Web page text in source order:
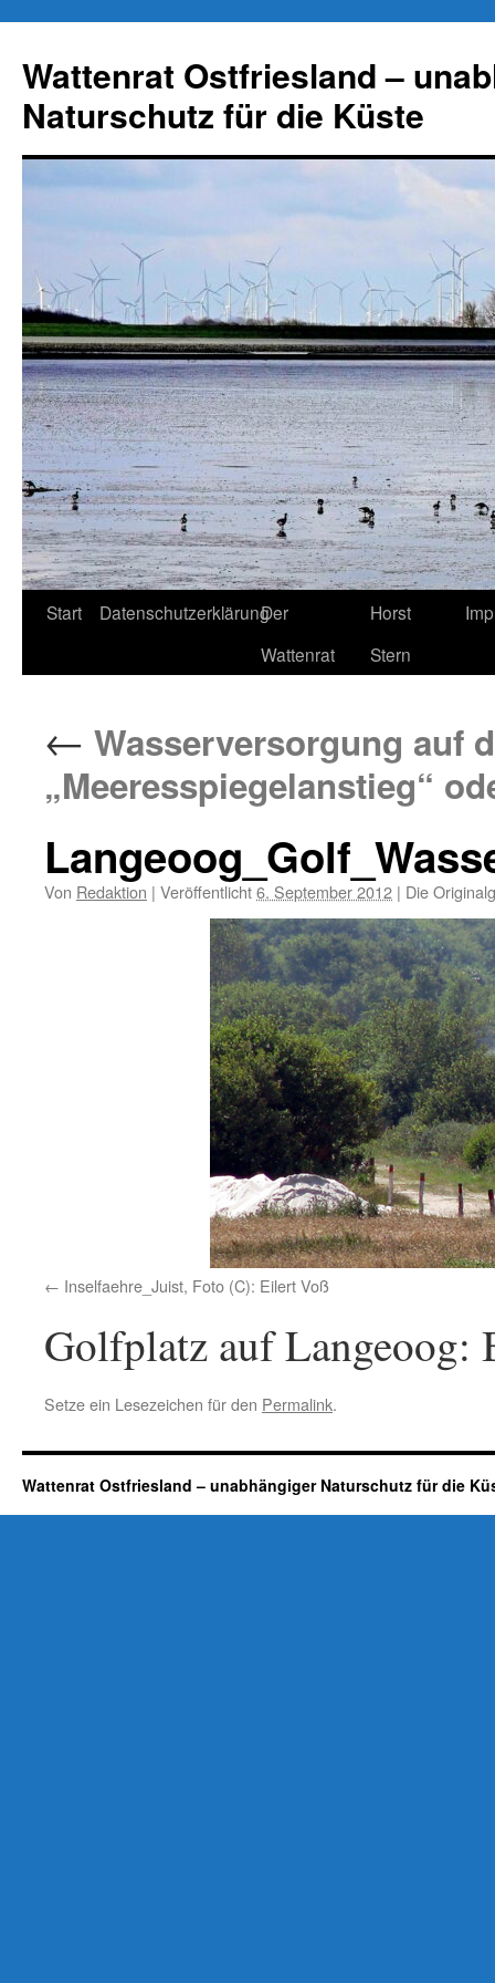
springen
Wattenrat Ostfriesland –
Naturschutz für die Küste
Start DatenschutzerklärungDer
Wattenrat
Horst
Stern
← Wasserversorgung auf
„Meeresspiegelanstieg“
Von Redaktion | Veröffentlicht6. September 2012 | Die
Inselfaehre_Juist, Foto (C): Eilert Voß
Golfplatz auf Langeoog:
Setze ein Lesezeichen für den Permalink.
Wattenrat Ostfriesland – unabhängiger Naturschutz für die